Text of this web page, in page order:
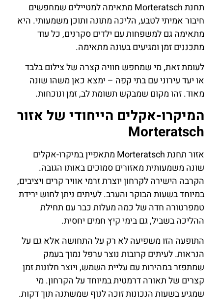
תחנת Morteratsch מתאימה למטיילים שמחפשים
חיבור אמיתי לטבע, הליכה מתונה ותוכן משמעותי. היא
מתאימה גם למשפחות עם ילדים סקרנים, כל עוד
מתכננים זמן ומגיעים בעונה מתאימה.
לעומת זאת, מי שמחפש חוויה קצרה של צילום בלבד
או יעד עירוני עם בתי קפה – ימצא כאן משהו שונה
מאוד. זהו מקום שמבקש תשומת לב, זמן ונוכחות.
המיקרו-אקלים הייחודי של אזור
Morteratsch
אזור תחנת Morteratsch מתאפיין במיקרו-אקלים
שונה משמעותית מאזורים סמוכים באותו הגובה.
הקרבה הישירה לקרחון יוצרת זרמי אוויר קרים ויציבים,
במיוחד בשעות הבוקר והערב. לעיתים ניתן לחוש ירידת
טמפרטורה חדה של כמה מעלות כבר עם תחילת
ההליכה בשביל, גם בימי קיץ חמים יחסית.
התופעה הזו משפיעה לא רק על התחושה אלא גם על
הנראות. לעיתים קרובות נוצר ערפל נמוך בעמק
שמתפזר במהירות עם עליית השמש, ויוצר חלונות זמן
קצרים של תאורה דרמטית במיוחד על הקרחון. מי
שמגיע בשעות הנכונות זוכה לנוף שמשתנה תוך דקות.